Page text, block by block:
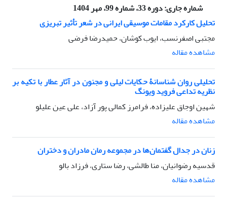
شماره جاری:دوره 33، شماره 99، مهر 1404
تحلیل کارکرد مقامات موسیقی ایرانی در شعر تأثیر تبریزی
مجتبی اصفرنسب، ایوب کوشان، حمیدرضا فرضی
مشاهده مقاله
تحلیلی روان شناسانۀ حکایات لیلی و مجنون در آثار عطار با تکیه بر
نظریه تداعی فروید ویونگ
شهین اوجاق علیزاده، فرامرز کمالی پور آزاد، علی عین علیلو
مشاهده مقاله
زنان در جدال گفتمان‌ها در مجموعه رمان مادران و دختران
قدسیه رضوانیان، منا طالشی، رضا ستاری، فرزاد بالو
مشاهده مقاله